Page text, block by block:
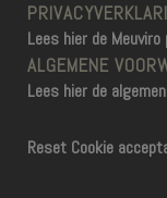
Lees hier de
ALGEMENE
Lees hier de
Reset Cookie